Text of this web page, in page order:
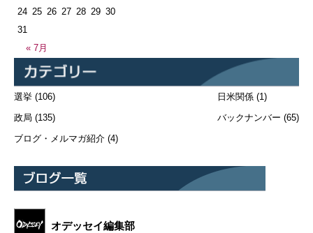
« 7月
24 25 26 27 28 29 30
31
選挙 (106)
政局 (135)
ブログ・メルマガ紹介 (4)
日米関係 (1)
バックナンバー (65)
オデッセイ編集部